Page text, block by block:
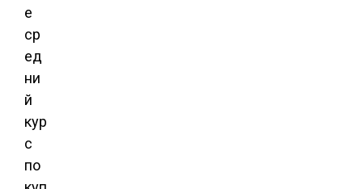
е
ср
ед
ни
й
кур
с
по